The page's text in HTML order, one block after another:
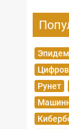
Рунет